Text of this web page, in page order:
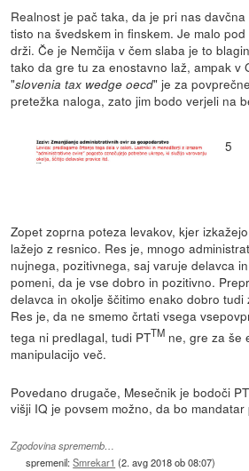
Realnost je pač taka, da je pri nas
tisto na švedskem in finskem. Je malo
drži. Če je Nemčija v čem slaba je to
tako da gre tu za enostavno laž, ampak v
"slovenia tax wedge oecd" je za
pretežka naloga, zato jim bodo verjeli na
5
Zopet zoprna poteza levakov, kjer
lažejo z resnico. Res je, mnogo
nujnega, pozitivnega, saj varuje delavca
pomeni, da je vse dobro in pozitivno.
delavca in okolje ščitimo enako dobro tudi
Res je, da ne smemo črtati vsega
tega ni predlagal, tudi PTTM ne, gre za še
manipulacijo več.
Povedano drugače, Mesečnik je bodoči PT
višji IQ je povsem možno, da bo
Zgodovina sprememb…
spremenil:Smrekar1 (2. avg 2018 ob 08:07)